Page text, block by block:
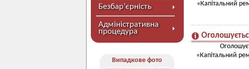
Безбар’єрність
Адміністративна
процедура
Випадкове фото
«Капітальний
«Капітальний